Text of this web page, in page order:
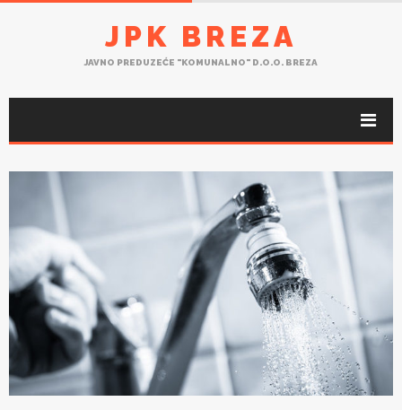
JPK BREZA
JAVNO PREDUZEĆE "KOMUNALNO" D.O.O. BREZA